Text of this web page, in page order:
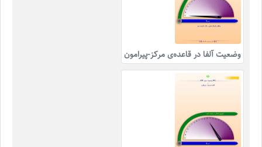
وضعیت آلفا در قاعده‌ی مرکز-پیرامون